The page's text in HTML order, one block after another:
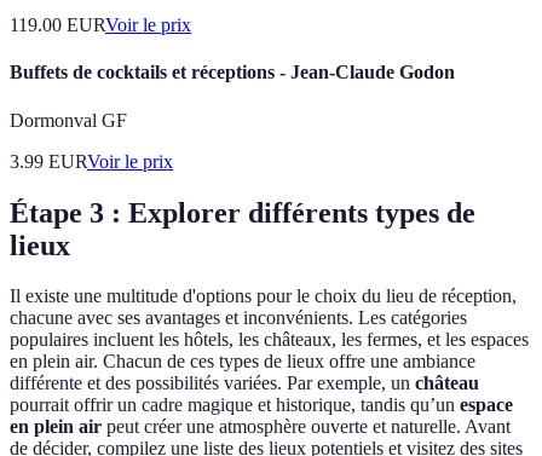
119.00 EURVoir le prix
Buffets de cocktails et réceptions - Jean-Claude Godon
Dormonval GF
3.99 EURVoir le prix
Étape 3 : Explorer différents types de
lieux
Il existe une multitude d'options pour le choix du lieu de réception,
chacune avec ses avantages et inconvénients. Les catégories
populaires incluent les hôtels, les châteaux, les fermes, et les espaces
en plein air. Chacun de ces types de lieux offre une ambiance
différente et des possibilités variées. Par exemple, un château
pourrait offrir un cadre magique et historique, tandis qu’un espace
en plein air peut créer une atmosphère ouverte et naturelle. Avant
de décider, compilez une liste des lieux potentiels et visitez des sites